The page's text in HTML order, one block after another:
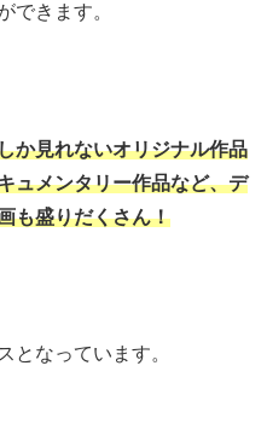
できます。
か見れないオリジナル作品
ュメンタリー作品など、デ
も盛りだくさん！
となっています。